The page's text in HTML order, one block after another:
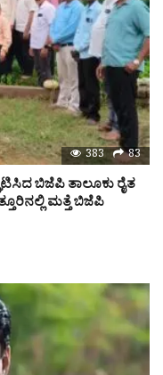
383 83
ಬಿಜೆಪಿ ತಾಲೂಕು ರೈತ
ಮತ್ತೆ ಬಿಜೆಪಿ